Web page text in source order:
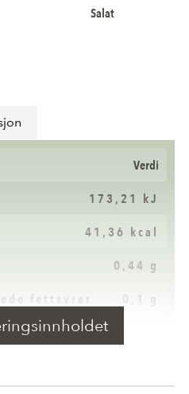
Salat
Verdi
173,21 kJ
41,36 kcal
0,44 g
fettsyrer 0,1 g